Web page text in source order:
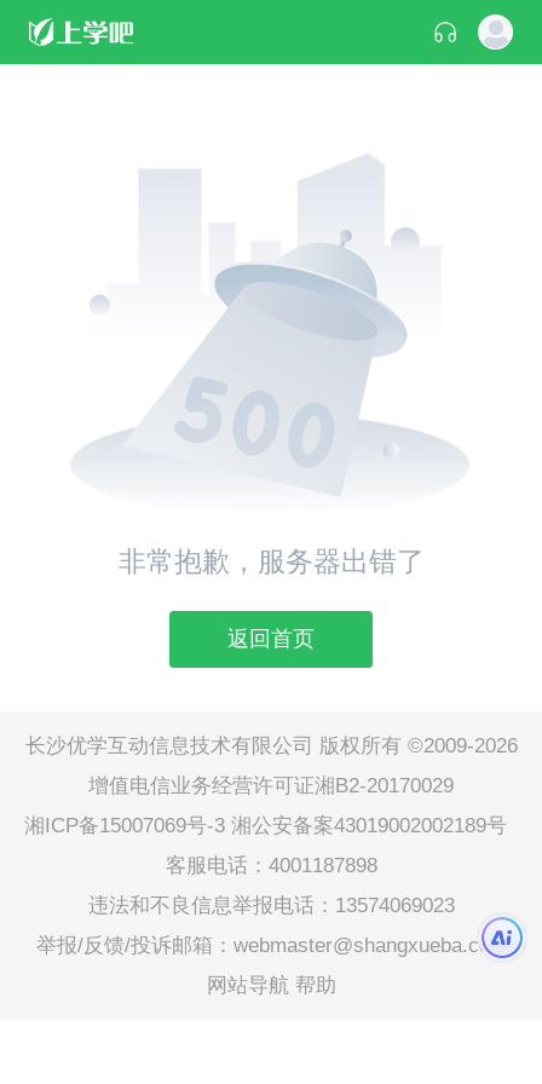
非常抱歉，服务器出错了
返回首页
长沙优学互动信息技术有限公司 版权所有 ©2009-2026
增值电信业务经营许可证湘B2-20170029
湘ICP备15007069号-3 湘公安备案43019002002189号
客服电话：4001187898
违法和不良信息举报电话：13574069023
举报/反馈/投诉邮箱：webmaster@shangxueba.com
网站导航 帮助